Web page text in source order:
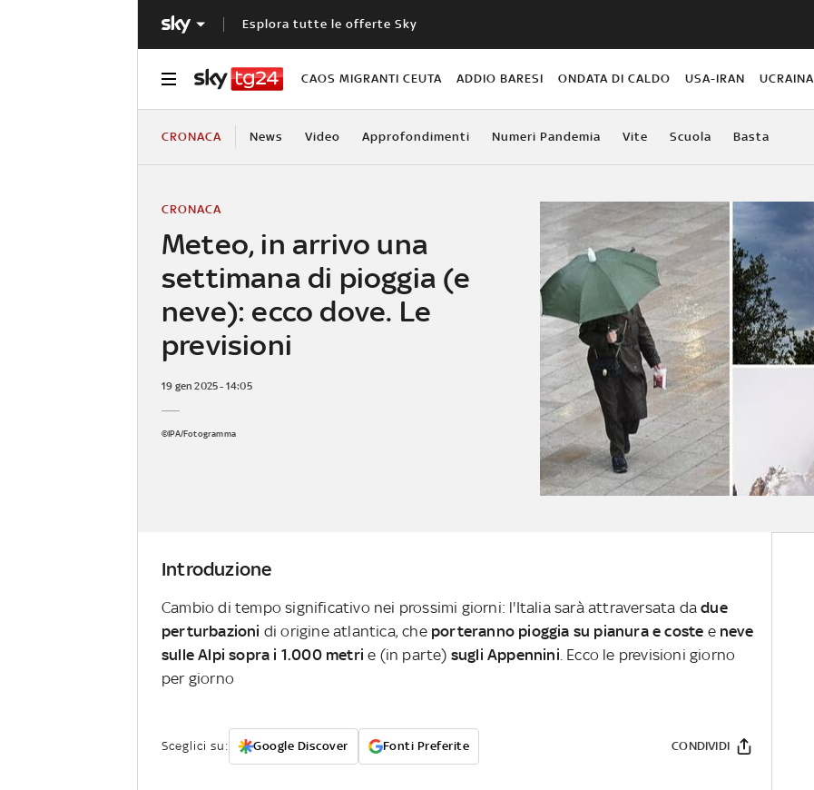
Esplora tutte le offerte Sky
CAOS MIGRANTI CEUTA ADDIO BARESI ONDATA DI CALDO USA-IRAN UCRAINA
CRONACA News Video Approfondimenti Numeri Pandemia Vite Scuola Basta
Meteo, in arrivo una
settimana di pioggia (e
neve): ecco dove. Le
previsioni
CRONACA
19 gen 2025 - 14:05
©IPA/Fotogramma
Introduzione
Cambio di tempo significativo nei prossimi giorni: l'Italia sarà attraversata dadue
perturbazioni di origine atlantica, che porteranno pioggia su pianura e coste e neve
sulle Alpi sopra i 1.000 metri e (in parte) sugli Appennini. Ecco le previsioni giorno
per giorno
Sceglici su: Google Discover Fonti Preferite CONDIVIDI